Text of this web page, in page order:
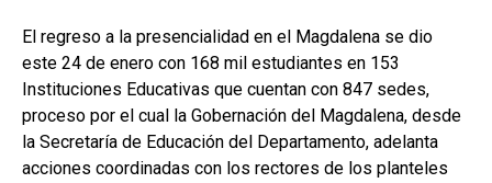
El regreso a la presencialidad en el Magdalena se dio
este 24 de enero con 168 mil estudiantes en 153
Instituciones Educativas que cuentan con 847 sedes,
proceso por el cual la Gobernación del Magdalena, desde
la Secretaría de Educación del Departamento, adelanta
acciones coordinadas con los rectores de los planteles